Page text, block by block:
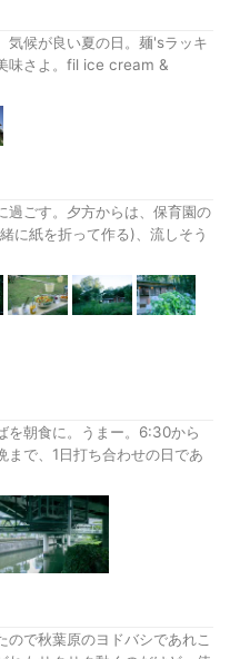
気候が良い夏の日。麺'sラッキ
味さよ。fil ice cream &
過ごす。夕方からは、保育園の
に紙を折って作る)、流しそう
を朝食に。うまー。6:30から
まで、1日打ち合わせの日であ
ので秋葉原のヨドバシであれこ